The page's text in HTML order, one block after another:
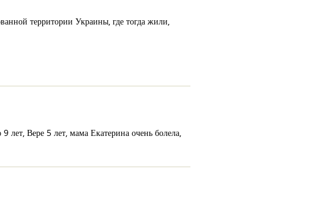
территории Украины, где тогда жили,
лет, Вере 5 лет, мама Екатерина очень болела,